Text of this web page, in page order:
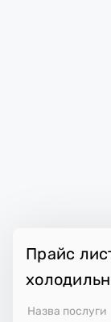
Прайс
Назва послуги